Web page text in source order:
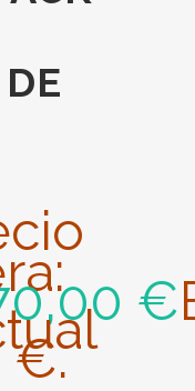
€
€.